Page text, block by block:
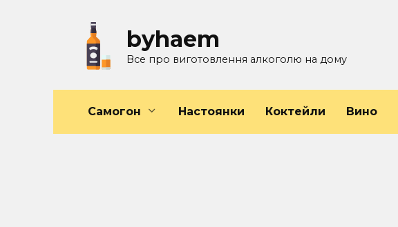
byhaem
Все про виготовлення алкоголю на дому
Самогон Настоянки Коктейли Вино